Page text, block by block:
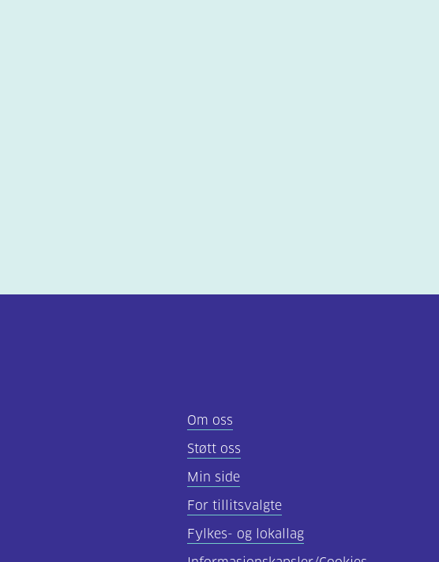
Om oss
Støtt oss
Min side
For tillitsvalgte
Fylkes- og lokallag